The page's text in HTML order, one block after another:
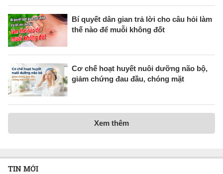
Bí quyết dân gian trả lời cho câu hỏi làm
thế nào để muỗi không đốt
Cơ chế hoạt huyết nuôi dưỡng não bộ,
giảm chứng đau đầu, chóng mặt
Xem thêm
TIN MỚI